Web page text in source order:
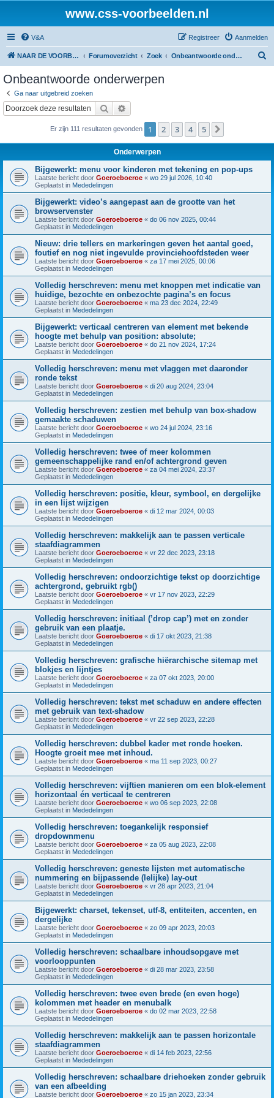
www.css-voorbeelden.nl
V&A Aanmelden
Registreer
NAAR DE VOORBEELDEN Forumoverzicht Zoek Onbeantwoorde onderwerpen
Onbeantwoorde onderwerpen
Ga naar uitgebreid zoeken
Zoek
Er zijn 111 resultaten gevonden 1 2 3 4 5
Onderwerpen
Bijgewerkt: menu voor kinderen met tekening en pop-ups
Laatste bericht door Goeroeboeroe « wo 29 jul 2026, 10:40
Geplaatst in Mededelingen
Bijgewerkt: video’s aangepast aan de grootte van het
browservenster
Laatste bericht door Goeroeboeroe « do 06 nov 2025, 00:44
Geplaatst in Mededelingen
Nieuw: drie tellers en markeringen geven het aantal goed,
foutief en nog niet ingevulde provinciehoofdsteden weer
Laatste bericht door Goeroeboeroe « za 17 mei 2025, 00:06
Geplaatst in Mededelingen
Volledig herschreven: menu met knoppen met indicatie van
huidige, bezochte en onbezochte pagina’s en focus
Laatste bericht door Goeroeboeroe « ma 23 dec 2024, 22:49
Geplaatst in Mededelingen
Bijgewerkt: verticaal centreren van element met bekende
hoogte met behulp van position: absolute;
Laatste bericht door Goeroeboeroe « do 21 nov 2024, 17:24
Geplaatst in Mededelingen
Volledig herschreven: menu met vlaggen met daaronder
ronde tekst
Laatste bericht door Goeroeboeroe « di 20 aug 2024, 23:04
Geplaatst in Mededelingen
Volledig herschreven: zestien met behulp van box-shadow
gemaakte schaduwen
Laatste bericht door Goeroeboeroe « wo 24 jul 2024, 23:16
Geplaatst in Mededelingen
Volledig herschreven: twee of meer kolommen
gemeenschappelijke rand en/of achtergrond geven
Laatste bericht door Goeroeboeroe « za 04 mei 2024, 23:37
Geplaatst in Mededelingen
Volledig herschreven: positie, kleur, symbool, en dergelijke
in een lijst wijzigen
Laatste bericht door Goeroeboeroe « di 12 mar 2024, 00:03
Geplaatst in Mededelingen
Volledig herschreven: makkelijk aan te passen verticale
staafdiagrammen
Laatste bericht door Goeroeboeroe « vr 22 dec 2023, 23:18
Geplaatst in Mededelingen
Volledig herschreven: ondoorzichtige tekst op doorzichtige
achtergrond, gebruikt rgb()
Laatste bericht door Goeroeboeroe « vr 17 nov 2023, 22:29
Geplaatst in Mededelingen
Volledig herschreven: initiaal (’drop cap’) met en zonder
gebruik van een plaatje.
Laatste bericht door Goeroeboeroe « di 17 okt 2023, 21:38
Geplaatst in Mededelingen
Volledig herschreven: grafische hiërarchische sitemap met
blokjes en lijntjes
Laatste bericht door Goeroeboeroe « za 07 okt 2023, 20:00
Geplaatst in Mededelingen
Volledig herschreven: tekst met schaduw en andere effecten
met gebruik van text-shadow
Laatste bericht door Goeroeboeroe « vr 22 sep 2023, 22:28
Geplaatst in Mededelingen
Volledig herschreven: dubbel kader met ronde hoeken.
Hoogte groeit mee met inhoud.
Laatste bericht door Goeroeboeroe « ma 11 sep 2023, 00:27
Geplaatst in Mededelingen
Volledig herschreven: vijftien manieren om een blok-element
horizontaal én verticaal te centreren
Laatste bericht door Goeroeboeroe « wo 06 sep 2023, 22:08
Geplaatst in Mededelingen
Volledig herschreven: toegankelijk responsief
dropdownmenu
Laatste bericht door Goeroeboeroe « za 05 aug 2023, 22:08
Geplaatst in Mededelingen
Volledig herschreven: geneste lijsten met automatische
nummering en bijpassende (lelijke) lay-out
Laatste bericht door Goeroeboeroe « vr 28 apr 2023, 21:04
Geplaatst in Mededelingen
Bijgewerkt: charset, tekenset, utf-8, entiteiten, accenten, en
dergelijke
Laatste bericht door Goeroeboeroe « zo 09 apr 2023, 20:03
Geplaatst in Mededelingen
Volledig herschreven: schaalbare inhoudsopgave met
voorlooppunten
Laatste bericht door Goeroeboeroe « di 28 mar 2023, 23:58
Geplaatst in Mededelingen
Volledig herschreven: twee even brede (en even hoge)
kolommen met header en menubalk
Laatste bericht door Goeroeboeroe « do 02 mar 2023, 22:58
Geplaatst in Mededelingen
Volledig herschreven: makkelijk aan te passen horizontale
staafdiagrammen
Laatste bericht door Goeroeboeroe « di 14 feb 2023, 22:56
Geplaatst in Mededelingen
Volledig herschreven: schaalbare driehoeken zonder gebruik
van een afbeelding
Laatste bericht door Goeroeboeroe « zo 15 jan 2023, 23:34